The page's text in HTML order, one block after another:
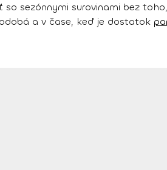
sezónnymi surovinami bez
a v čase, keď je dostatok